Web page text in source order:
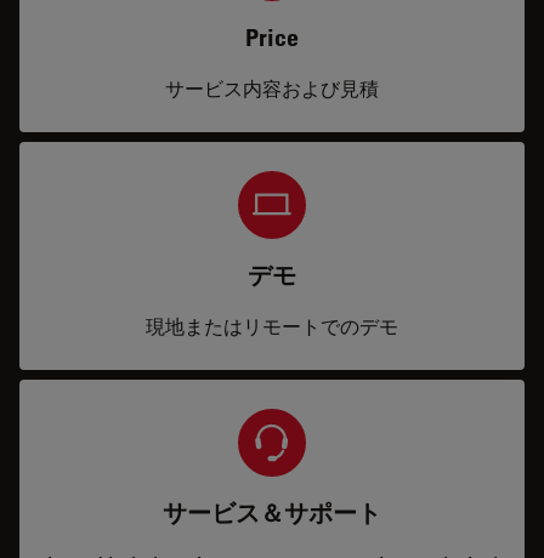
Price
サービス内容および見積
デモ
現地またはリモートでのデモ
サービス＆サポート